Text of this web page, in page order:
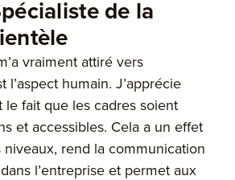
de la
vraiment attiré vers
l’aspect humain. J’apprécie
le fait que les cadres soient
et accessibles. Cela a un effet
niveaux, rend la communication
l’entreprise et permet aux